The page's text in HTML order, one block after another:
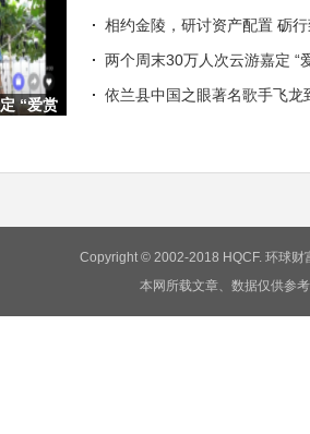
“爱赏
相约金陵，研讨资产配置 砺
两个周末30万人次云游嘉定 “
依兰县中国之眼著名歌手飞龙
Copyright © 2002-2018 HQCF. 环球
本网所载文章、数据仅供参